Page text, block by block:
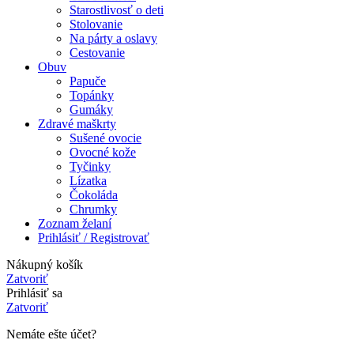
Starostlivosť o deti
Stolovanie
Na párty a oslavy
Cestovanie
Obuv
Papuče
Topánky
Gumáky
Zdravé maškrty
Sušené ovocie
Ovocné kože
Tyčinky
Lízatka
Čokoláda
Chrumky
Zoznam želaní
Prihlásiť / Registrovať
Nákupný košík
Zatvoriť
Prihlásiť sa
Zatvoriť
Nemáte ešte účet?